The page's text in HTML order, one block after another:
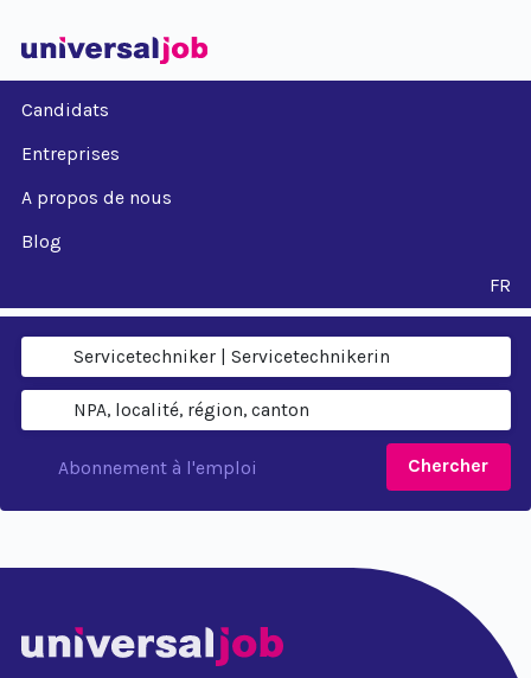
Candidats
Entreprises
A propos de nous
Blog
FR
Chercher
Abonnement à l'emploi